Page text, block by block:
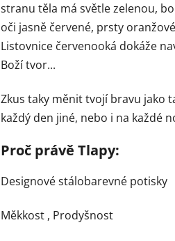
stranu těla má světle zelenou,
oči jasně červené, prsty
Listovnice červenooká dokáže
Boží tvor...
Zkus taky měnit tvojí bravu jako
každý den jiné, nebo i na každé
Proč právě Tlapy:
Designové stálobarevné potisky
Měkkost , Prodyšnost